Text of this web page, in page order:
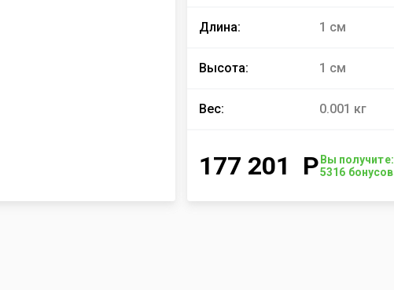
Длина: 1 см
Высота: 1 см
Вес: 0.001 кг
177 201 Р Вы получите:
5316 бонусов